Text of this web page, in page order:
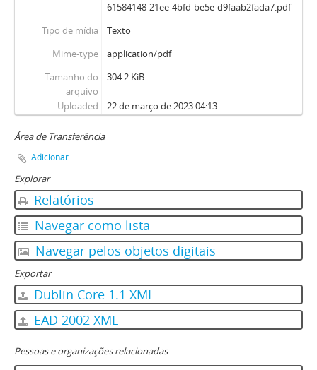
61584148-21ee-4bfd-be5e-d9faab2fada7.pdf
Tipo de mídia
Texto
Mime-type
application/pdf
Tamanho do
arquivo
304.2 KiB
Uploaded 22 de março de 2023 04:13
Área de Transferência
Adicionar
Explorar
Relatórios
Navegar como lista
Navegar pelos objetos digitais
Exportar
Dublin Core 1.1 XML
EAD 2002 XML
Pessoas e organizações relacionadas